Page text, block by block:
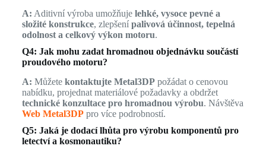
A: Aditivní výroba umožňuje lehké, vysoce pevné a
složité konstrukce, zlepšení palivová účinnost, tepelná
odolnost a celkový výkon motoru.
Q4: Jak mohu zadat hromadnou objednávku součástí
proudového motoru?
A: Můžete kontaktujte Metal3DPpožádat o cenovou
nabídku, projednat materiálové požadavky a obdržet
technické konzultace pro hromadnou výrobu. Návštěva
Web Metal3DPpro více podrobností.
Q5: Jaká je dodací lhůta pro výrobu komponentů pro
letectví a kosmonautiku?